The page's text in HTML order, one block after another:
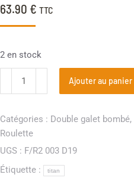
63.90 € TTC
2 en stock
Ajouter au panier
Catégories : Double galet bombé,
Roulette
UGS : F/R2 003 D19
Étiquette :
titan